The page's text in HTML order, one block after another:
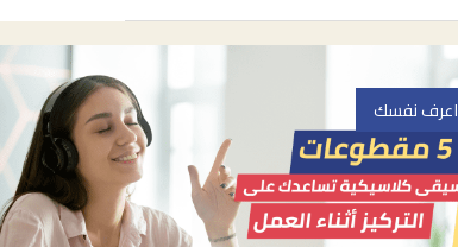
اعرف نفسك